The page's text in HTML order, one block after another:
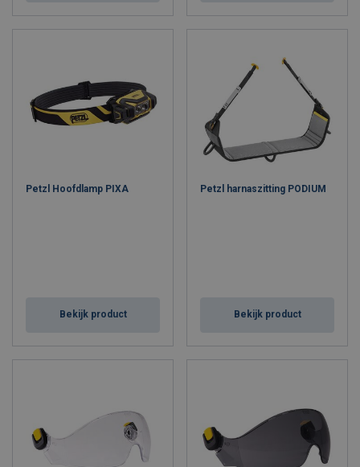
Petzl Hoofdlamp PIXA
Bekijk product
Petzl harnaszitting PODIUM
Bekijk product